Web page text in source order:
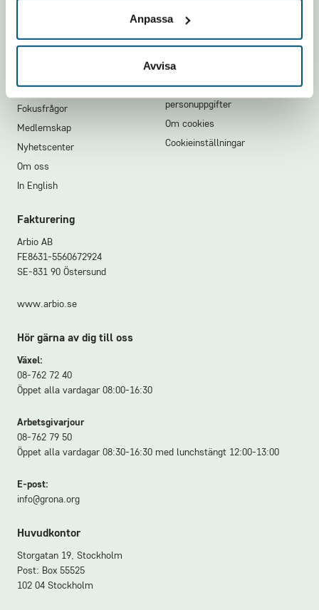
Anpassa
Avvisa
Arbetsgivarstöd
Fokusfrågor
Medlemskap
Nyhetscenter
Om oss
In English
Integritet
Integritet och behandling av
personuppgifter
Om cookies
Cookieinställningar
Fakturering
Arbio AB
FE8631-5560672924
SE-831 90 Östersund
www.arbio.se
Hör gärna av dig till oss
Växel:
08-762 72 40
Öppet alla vardagar 08:00-16:30
Arbetsgivarjour
08-762 79 50
Öppet alla vardagar 08:30-16:30 med lunchstängt 12:00-13:00
E-post:
info@grona.org
Huvudkontor
Storgatan 19, Stockholm
Post: Box 55525
102 04 Stockholm